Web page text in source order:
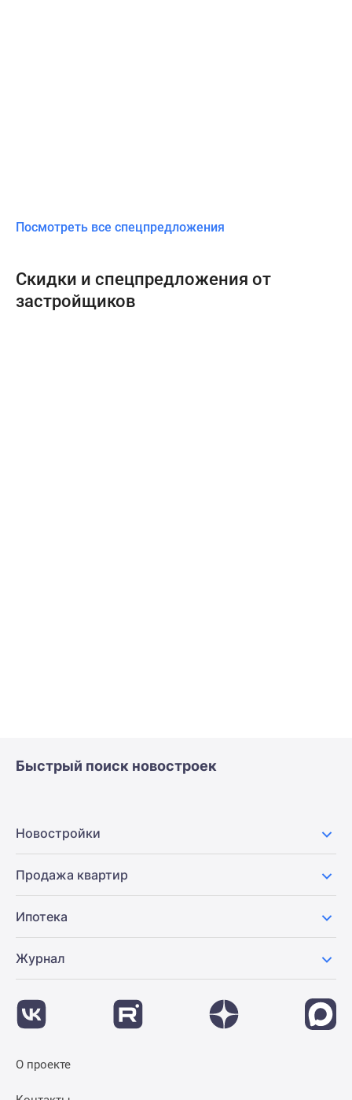
Посмотреть все спецпредложения
Скидки и спецпредложения от
застройщиков
Быстрый поиск новостроек
Новостройки
Продажа квартир
Ипотека
Журнал
О проекте